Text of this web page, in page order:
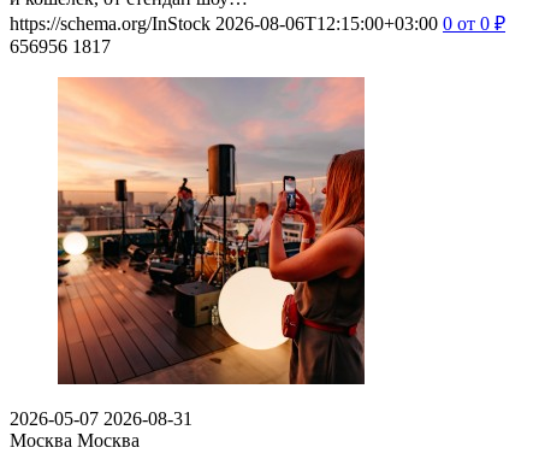
https://schema.org/InStock 2026-08-06T12:15:00+03:00 0 от 0 ₽
656956 1817
2026-05-07 2026-08-31
Москва Москва